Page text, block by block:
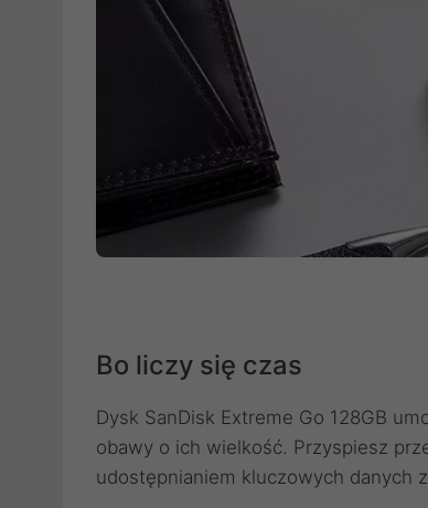
Bo liczy się czas
Dysk SanDisk Extreme Go 128GB
obawy o ich wielkość. Przyspiesz
udostępnianiem kluczowych danych